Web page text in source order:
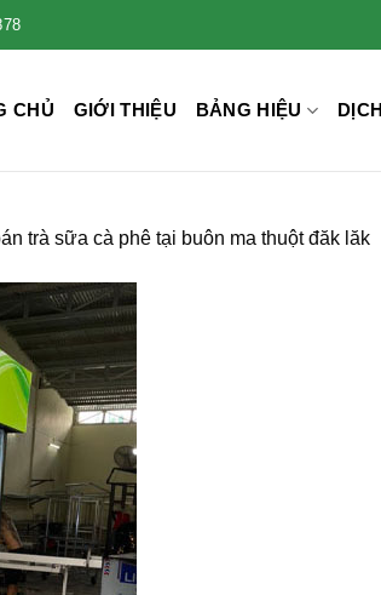
CHỦ GIỚI THIỆU BẢNG HIỆU
trà sữa cà phê tại buôn ma thuột đăk lăk